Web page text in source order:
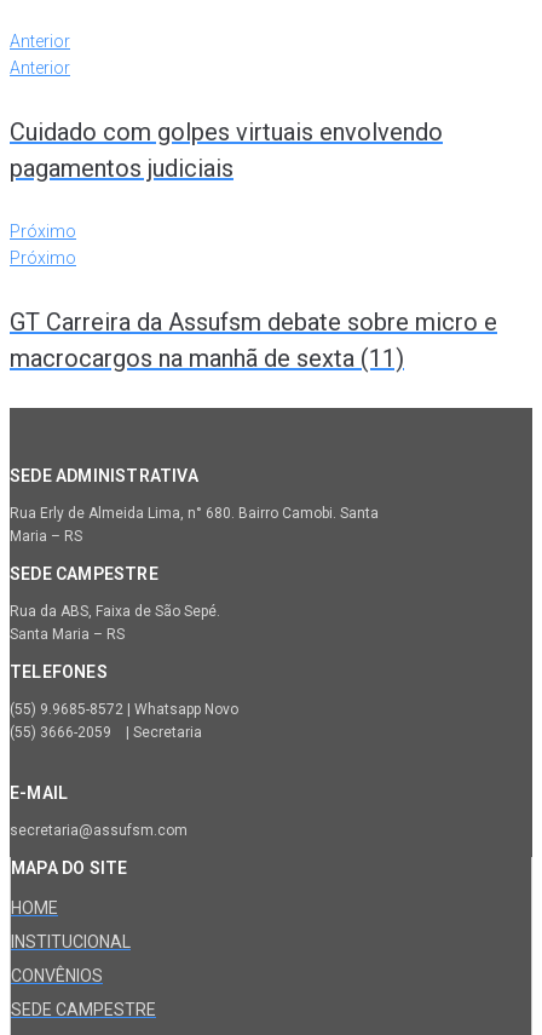
Anterior
Anterior
Cuidado com golpes virtuais envolvendo
pagamentos judiciais
Próximo
Próximo
GT Carreira da Assufsm debate sobre micro e
macrocargos na manhã de sexta (11)
SEDE ADMINISTRATIVA
Rua Erly de Almeida Lima, n° 680. Bairro Camobi. Santa
Maria – RS
SEDE CAMPESTRE
Rua da ABS, Faixa de São Sepé.
Santa Maria – RS
TELEFONES
(55) 9.9685-8572 | Whatsapp Novo
(55) 3666-2059 | Secretaria
E-MAIL
secretaria@assufsm.com
MAPA DO SITE
HOME
INSTITUCIONAL
CONVÊNIOS
SEDE CAMPESTRE